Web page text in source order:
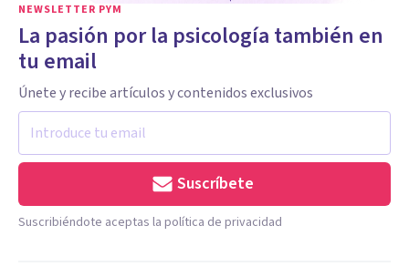
NEWSLETTER PYM
La pasión por la psicología también en
tu email
Únete y recibe artículos y contenidos exclusivos
Suscríbete
Suscribiéndote aceptas la política de privacidad